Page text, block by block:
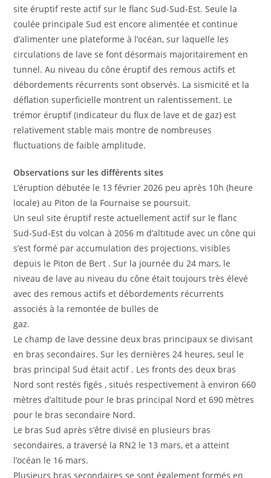
site éruptif reste actif sur le flanc Sud-Sud-Est. Seule la
coulée principale Sud est encore alimentée et continue
d’alimenter une plateforme à l’océan, sur laquelle les
circulations de lave se font désormais majoritairement en
tunnel. Au niveau du cône éruptif des remous actifs et
débordements récurrents sont observés. La sismicité et la
déflation superficielle montrent un ralentissement. Le
trémor éruptif (indicateur du flux de lave et de gaz) est
relativement stable mais montre de nombreuses
fluctuations de faible amplitude.
Observations sur les différents sites
L’éruption débutée le 13 février 2026 peu après 10h (heure
locale) au Piton de la Fournaise se poursuit.
Un seul site éruptif reste actuellement actif sur le flanc
Sud-Sud-Est du volcan à 2056 m d’altitude avec un cône qui
s’est formé par accumulation des projections, visibles
depuis le Piton de Bert . Sur la journée du 24 mars, le
niveau de lave au niveau du cône était toujours très élevé
avec des remous actifs et débordements récurrents
associés à la remontée de bulles de
gaz.
Le champ de lave dessine deux bras principaux se divisant
en bras secondaires. Sur les dernières 24 heures, seul le
bras principal Sud était actif . Les fronts des deux bras
Nord sont restés figés , situés respectivement à environ 660
mètres d’altitude pour le bras principal Nord et 690 mètres
pour le bras secondaire Nord.
Le bras Sud après s’être divisé en plusieurs bras
secondaires, a traversé la RN2 le 13 mars, et a atteint
l’océan le 16 mars.
Plusieurs bras secondaires se sont également formés en